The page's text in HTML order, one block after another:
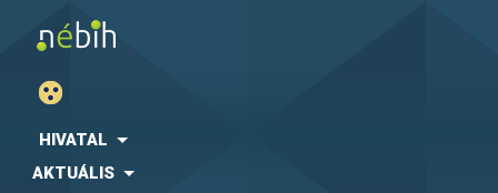
HIVATAL
AKTUÁLIS